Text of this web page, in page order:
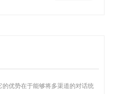
优势在于能够将多渠道的对话统